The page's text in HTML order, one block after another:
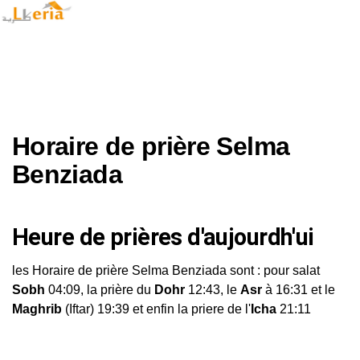
Horaire de prière Selma
Benziada
Heure de prières d'aujourdh'ui
les Horaire de prière Selma Benziada sont : pour salat
Sobh 04:09, la prière du Dohr 12:43, le Asr à 16:31 et le
Maghrib (Iftar) 19:39 et enfin la priere de l' Icha 21:11